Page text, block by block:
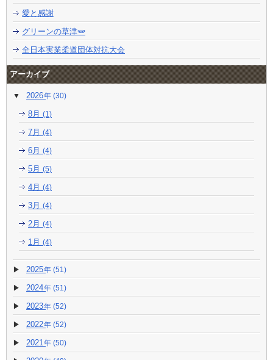
愛と感謝
グリーンの草津🫛
全日本実業柔道団体対抗大会
アーカイブ
2026 (30)
8月 (1)
7月 (4)
6月 (4)
5月 (5)
4月 (4)
3月 (4)
2月 (4)
1月 (4)
2025 (51)
2024 (51)
2023 (52)
2022 (52)
2021 (50)